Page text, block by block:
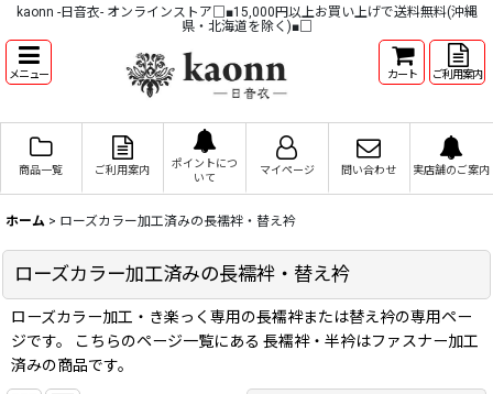
kaonn -日音衣- オンラインストア□■15,000円以上お買い上げで送料無料(沖縄
県・北海道を除く)■□
メニュー カート ご利用案内
商品一覧 ご利用案内
ポイントにつ
いて
マイページ 問い合わせ 実店舗のご案内
ホーム > ローズカラー加工済みの長襦袢・替え衿
ローズカラー加工済みの長襦袢・替え衿
ローズカラー加工・き楽っく専用の長襦袢または替え衿の専用ペー
ジです。 こちらのページ一覧にある 長襦袢・半衿はファスナー加工
済みの商品です。